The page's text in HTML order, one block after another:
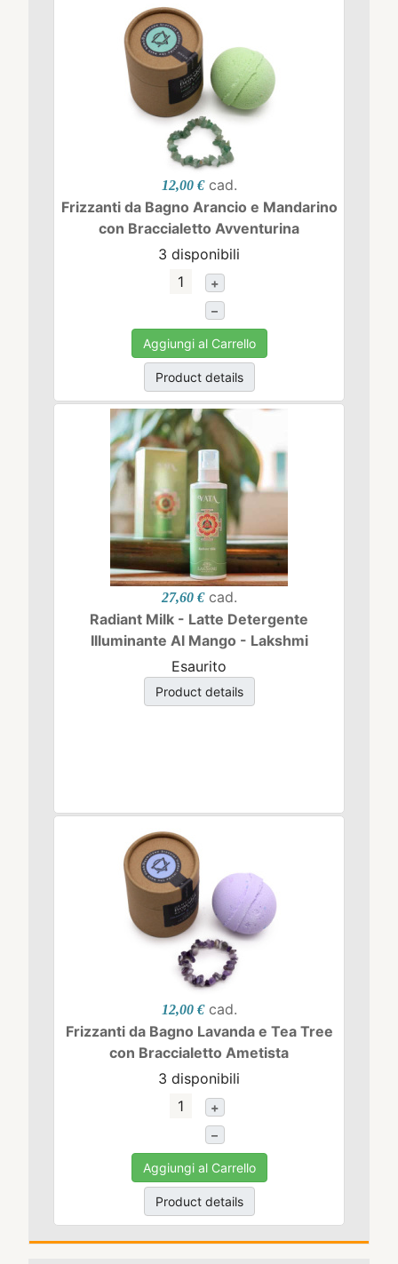
12,00 € cad.
Frizzanti da Bagno Arancio e Mandarino
con Braccialetto Avventurina
3 disponibili
+
–
Aggiungi al Carrello
Product details
27,60 € cad.
Radiant Milk - Latte Detergente
Illuminante Al Mango - Lakshmi
Esaurito
Product details
12,00 € cad.
Frizzanti da Bagno Lavanda e Tea Tree
con Braccialetto Ametista
3 disponibili
+
–
Aggiungi al Carrello
Product details